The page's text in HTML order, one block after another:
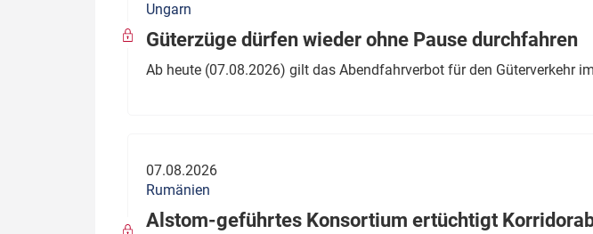
Ungarn
Güterzüge dürfen wieder ohne Pause durchfahren
Ab heute (07.08.2026) gilt das Abendfahrverbot für den Güterverkehr
07.08.2026
Rumänien
Alstom-geführtes Konsortium ertüchtigt